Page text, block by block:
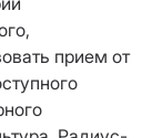
прием от